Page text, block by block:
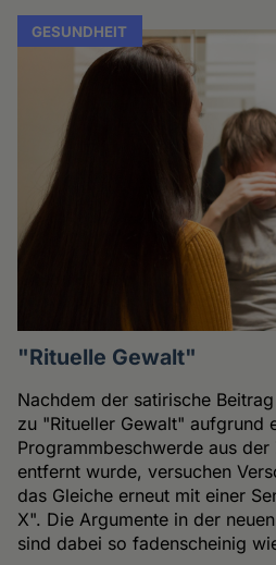
GESUNDHEIT
"Rituelle Gewalt"
Nachdem der satirische
zu "Ritueller Gewalt" aufgrund
Programmbeschwerde aus der
entfernt wurde, versuchen
das Gleiche erneut mit einer
X". Die Argumente in der
sind dabei so fadenscheinig